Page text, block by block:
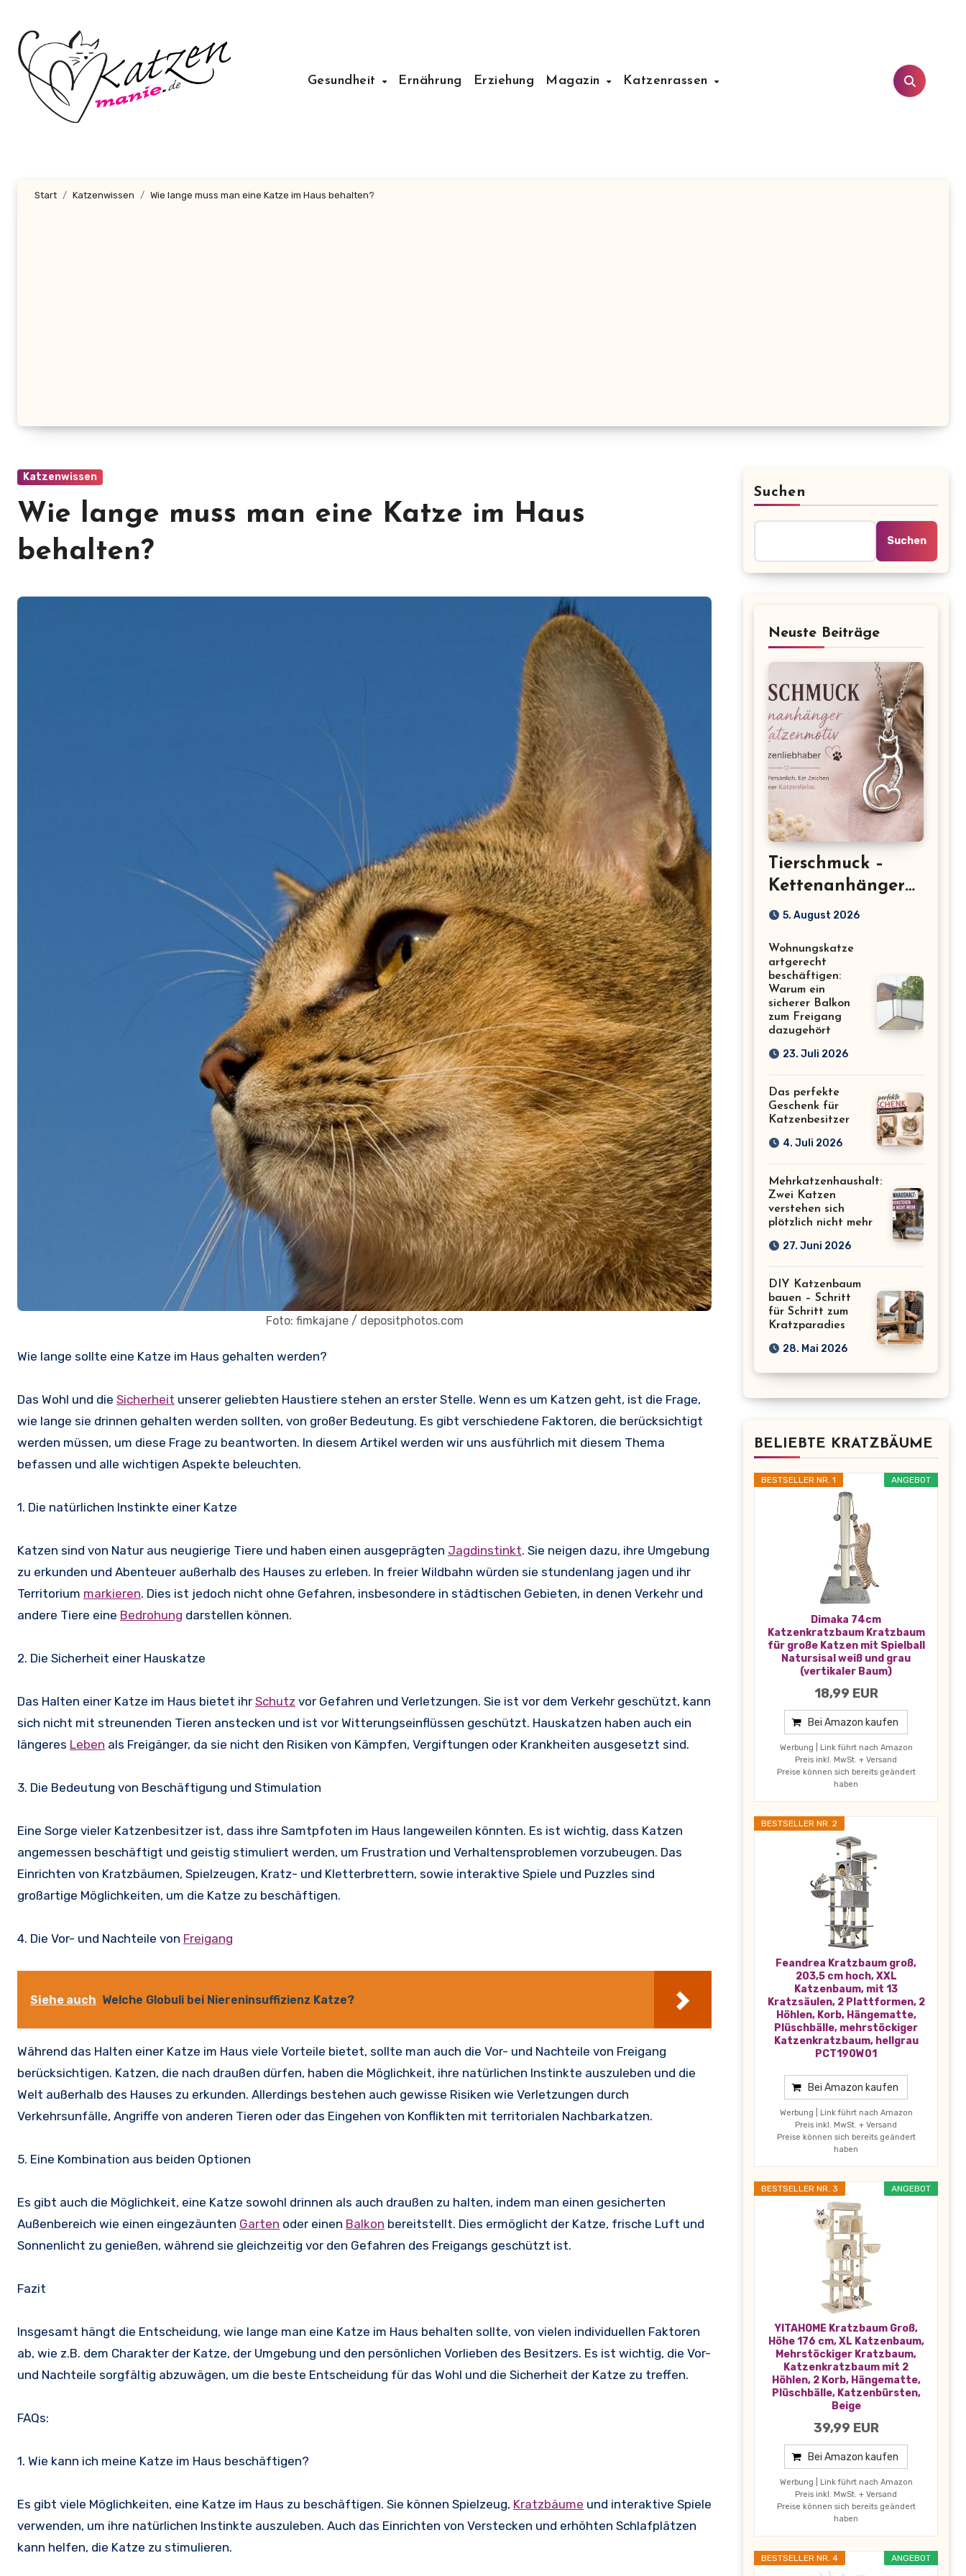
Inhalt
springen
Gesundheit Ernährung Erziehung Magazin Katzenrassen
Start Katzenwissen Wie lange muss man eine Katze im Haus behalten?
Katzenwissen
Wie lange muss man eine Katze im Haus
behalten?
Foto: fimkajane / depositphotos.com
Wie lange sollte eine Katze im Haus gehalten werden?
Das Wohl und die Sicherheit unserer geliebten Haustiere stehen an erster Stelle. Wenn es um Katzen geht, ist die Frage,
wie lange sie drinnen gehalten werden sollten, von großer Bedeutung. Es gibt verschiedene Faktoren, die berücksichtigt
werden müssen, um diese Frage zu beantworten. In diesem Artikel werden wir uns ausführlich mit diesem Thema
befassen und alle wichtigen Aspekte beleuchten.
1. Die natürlichen Instinkte einer Katze
Katzen sind von Natur aus neugierige Tiere und haben einen ausgeprägten Jagdinstinkt. Sie neigen dazu, ihre Umgebung
zu erkunden und Abenteuer außerhalb des Hauses zu erleben. In freier Wildbahn würden sie stundenlang jagen und ihr
Territorium markieren. Dies ist jedoch nicht ohne Gefahren, insbesondere in städtischen Gebieten, in denen Verkehr und
andere Tiere eine Bedrohung darstellen können.
2. Die Sicherheit einer Hauskatze
Das Halten einer Katze im Haus bietet ihr Schutz vor Gefahren und Verletzungen. Sie ist vor dem Verkehr geschützt, kann
sich nicht mit streunenden Tieren anstecken und ist vor Witterungseinflüssen geschützt. Hauskatzen haben auch ein
längeres Leben als Freigänger, da sie nicht den Risiken von Kämpfen, Vergiftungen oder Krankheiten ausgesetzt sind.
3. Die Bedeutung von Beschäftigung und Stimulation
Eine Sorge vieler Katzenbesitzer ist, dass ihre Samtpfoten im Haus langeweilen könnten. Es ist wichtig, dass Katzen
angemessen beschäftigt und geistig stimuliert werden, um Frustration und Verhaltensproblemen vorzubeugen. Das
Einrichten von Kratzbäumen, Spielzeugen, Kratz- und Kletterbrettern, sowie interaktive Spiele und Puzzles sind
großartige Möglichkeiten, um die Katze zu beschäftigen.
4. Die Vor- und Nachteile von Freigang
Siehe auch Welche Globuli bei Niereninsuffizienz Katze?
Während das Halten einer Katze im Haus viele Vorteile bietet, sollte man auch die Vor- und Nachteile von Freigang
berücksichtigen. Katzen, die nach draußen dürfen, haben die Möglichkeit, ihre natürlichen Instinkte auszuleben und die
Welt außerhalb des Hauses zu erkunden. Allerdings bestehen auch gewisse Risiken wie Verletzungen durch
Verkehrsunfälle, Angriffe von anderen Tieren oder das Eingehen von Konflikten mit territorialen Nachbarkatzen.
5. Eine Kombination aus beiden Optionen
Es gibt auch die Möglichkeit, eine Katze sowohl drinnen als auch draußen zu halten, indem man einen gesicherten
Außenbereich wie einen eingezäunten Garten oder einen Balkon bereitstellt. Dies ermöglicht der Katze, frische Luft und
Sonnenlicht zu genießen, während sie gleichzeitig vor den Gefahren des Freigangs geschützt ist.
Fazit
Insgesamt hängt die Entscheidung, wie lange man eine Katze im Haus behalten sollte, von vielen individuellen Faktoren
ab, wie z.B. dem Charakter der Katze, der Umgebung und den persönlichen Vorlieben des Besitzers. Es ist wichtig, die Vor-
und Nachteile sorgfältig abzuwägen, um die beste Entscheidung für das Wohl und die Sicherheit der Katze zu treffen.
FAQs:
1. Wie kann ich meine Katze im Haus beschäftigen?
Es gibt viele Möglichkeiten, eine Katze im Haus zu beschäftigen. Sie können Spielzeug, Kratzbäume und interaktive Spiele
verwenden, um ihre natürlichen Instinkte auszuleben. Auch das Einrichten von Verstecken und erhöhten Schlafplätzen
kann helfen, die Katze zu stimulieren.
Suchen
Suchen
Neuste Beiträge
Tierschmuck –
Kettenanhänger
mit Katzenmotiv
Katzenliebhaber
5. August 2026
Wohnungskatze
artgerecht
beschäftigen:
Warum ein
sicherer Balkon
zum Freigang
dazugehört
23. Juli 2026
Das perfekte
Geschenk für
Katzenbesitzer
4. Juli 2026
Mehrkatzenhaushalt:
Zwei Katzen
verstehen sich
plötzlich nicht mehr
27. Juni 2026
DIY Katzenbaum
bauen – Schritt
für Schritt zum
Kratzparadies
28. Mai 2026
BELIEBTE KRATZBÄUME
ANGEBOT
BESTSELLER NR. 1
Dimaka 74cm
Katzenkratzbaum Kratzbaum
für große Katzen mit Spielball
Natursisal weiß und grau
(vertikaler Baum)
18,99 EUR
Bei Amazon kaufen
Werbung | Link führt nach Amazon
Preis inkl. MwSt. + Versand
Preise können sich bereits geändert
haben
BESTSELLER NR. 2
Feandrea Kratzbaum groß,
203,5 cm hoch, XXL
Katzenbaum, mit 13
Kratzsäulen, 2 Plattformen, 2
Höhlen, Korb, Hängematte,
Plüschbälle, mehrstöckiger
Katzenkratzbaum, hellgrau
PCT190W01
Bei Amazon kaufen
Werbung | Link führt nach Amazon
Preis inkl. MwSt. + Versand
Preise können sich bereits geändert
haben
ANGEBOT
BESTSELLER NR. 3
YITAHOME Kratzbaum Groß,
Höhe 176 cm, XL Katzenbaum,
Mehrstöckiger Kratzbaum,
Katzenkratzbaum mit 2
Höhlen, 2 Korb, Hängematte,
Plüschbälle, Katzenbürsten,
Beige
39,99 EUR
Bei Amazon kaufen
Werbung | Link führt nach Amazon
Preis inkl. MwSt. + Versand
Preise können sich bereits geändert
haben
ANGEBOT
BESTSELLER NR. 4